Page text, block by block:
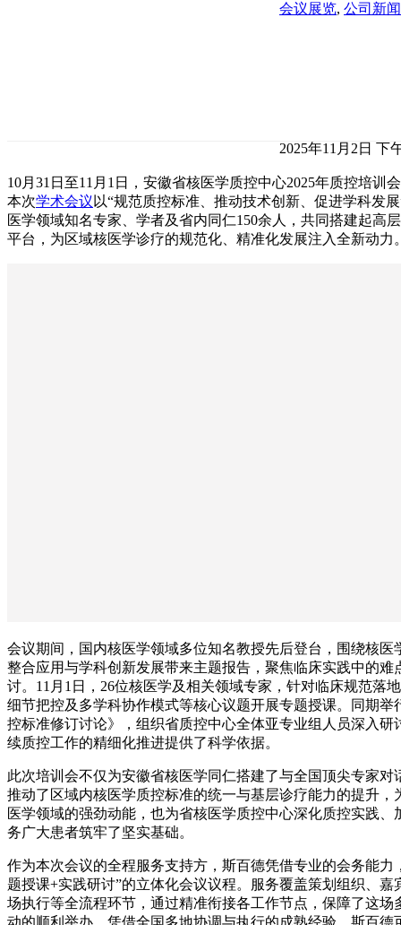
会议展览, 公司新闻
2025年11月2日 下
10月31日至11月1日，安徽省核医学质控中心2025年质控培训
本次学术会议以“规范质控标准、推动技术创新、促进学科发
医学领域知名专家、学者及省内同仁150余人，共同搭建起高
平台，为区域核医学诊疗的规范化、精准化发展注入全新动力
会议期间，国内核医学领域多位知名教授先后登台，围绕核医
整合应用与学科创新发展带来主题报告，聚焦临床实践中的难
讨。11月1日，26位核医学及相关领域专家，针对临床规范落
细节把控及多学科协作模式等核心议题开展专题授课。同期举
控标准修订讨论》，组织省质控中心全体亚专业组人员深入研
续质控工作的精细化推进提供了科学依据。
此次培训会不仅为安徽省核医学同仁搭建了与全国顶尖专家对
推动了区域内核医学质控标准的统一与基层诊疗能力的提升，
医学领域的强劲动能，也为省核医学质控中心深化质控实践、
务广大患者筑牢了坚实基础。
作为本次会议的全程服务支持方，斯百德凭借专业的会务能力
题授课+实践研讨”的立体化会议议程。服务覆盖策划组织、嘉
场执行等全流程环节，通过精准衔接各工作节点，保障了这场